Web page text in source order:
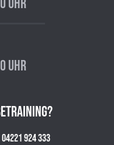
Uhr
Uhr
924 333